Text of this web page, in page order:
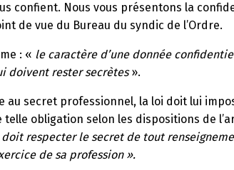
confient. Nous vous présentons la
de vue du Bureau du syndic de l’Ordre.
: « le caractère d’une donnée
doivent rester secrètes».
au secret professionnel, la loi doit lui
obligation selon les dispositions de
doit respecter le secret de tout
de sa profession ».